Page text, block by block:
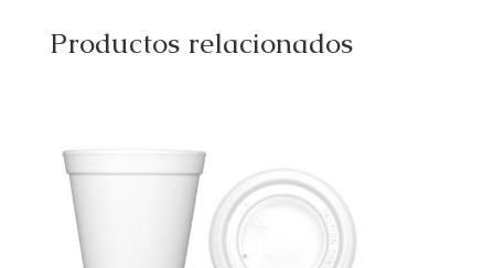
Productos relacionados